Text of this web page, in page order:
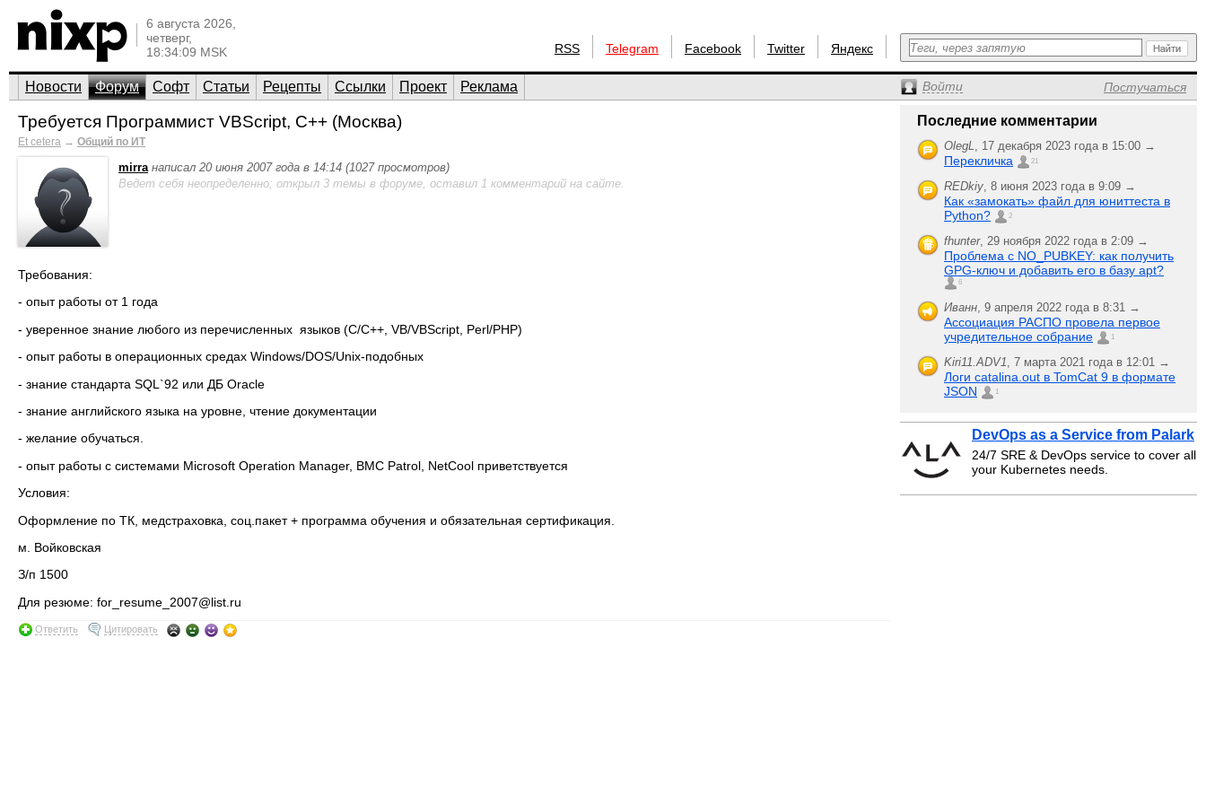
6 августа 2026,
четверг,
18:34:09 MSK
RSS Telegram Facebook Twitter Яндекс
Новости Форум Софт Статьи Рецепты Ссылки Проект Реклама Войти Постучаться
Требуется Программист VBScript, С++ (Москва)
Et cetera → Общий по ИТ
mirra написал 20 июня 2007 года в 14:14 (1027 просмотров)
Ведет себя неопределенно; открыл 3 темы в форуме, оставил 1 комментарий на сайте.
Требования:
- опыт работы от 1 года
- уверенное знание любого из перечисленных языков (С/C++, VB/VBScript, Perl/PHP)
- опыт работы в операционных средах Windows/DOS/Unix-подобных
- знание стандарта SQL`92 или ДБ Oracle
- знание английского языка на уровне, чтение документации
- желание обучаться.
- опыт работы с системами Microsoft Operation Manager, BMC Patrol, NetCool приветствуется
Условия:
Оформление по ТК, медстраховка, соц.пакет + программа обучения и обязательная сертификация.
м. Войковская
З/п 1500
Для резюме: for_resume_2007@list.ru
Ответить Цитировать
Последние комментарии
OlegL, 17 декабря 2023 года в 15:00 →
Перекличка 21
REDkiy, 8 июня 2023 года в 9:09 →
Как «замокать» файл для юниттеста в
Python?
2
fhunter, 29 ноября 2022 года в 2:09 →
Проблема с NO_PUBKEY: как получить
GPG-ключ и добавить его в базу apt?
6
Иванн, 9 апреля 2022 года в 8:31 →
Ассоциация РАСПО провела первое
учредительное собрание
1
Kiri11.ADV1, 7 марта 2021 года в 12:01 →
Логи catalina.out в TomCat 9 в формате
JSON
1
DevOps as a Service from Palark
24/7 SRE & DevOps service to cover all
your Kubernetes needs.